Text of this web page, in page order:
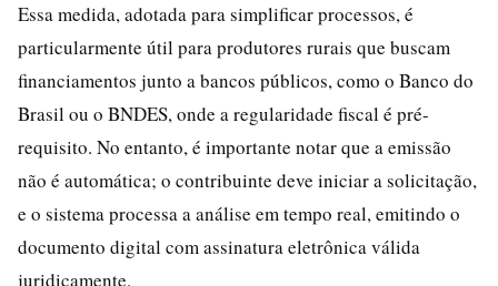
Essa medida, adotada para simplificar processos, é
particularmente útil para produtores rurais que buscam
financiamentos junto a bancos públicos, como o Banco do
Brasil ou o BNDES, onde a regularidade fiscal é pré-
requisito. No entanto, é importante notar que a emissão
não é automática; o contribuinte deve iniciar a solicitação,
e o sistema processa a análise em tempo real, emitindo o
documento digital com assinatura eletrônica válida
juridicamente.